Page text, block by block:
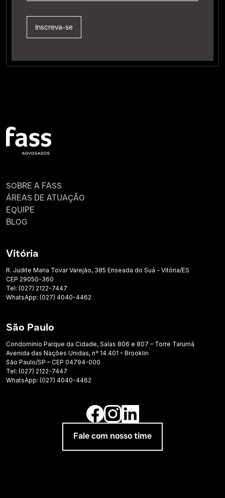
SOBRE A FASS
ÁREAS DE ATUAÇÃO
EQUIPE
BLOG
Vitória
R. Judite Maria Tovar Varejão, 385 Enseada do Suá - Vitória/ES
CEP 29050-360
Tel: (027) 2122-7447
WhatsApp: (027) 4040-4462
São Paulo
Condomínio Parque da Cidade, Salas 806 e 807 – Torre Tarumã
Avenida das Nações Unidas, nº 14.401 – Brooklin
São Paulo/SP – CEP 04794-000
Tel: (027) 2122-7447
WhatsApp: (027) 4040-4462
Fale com nosso time